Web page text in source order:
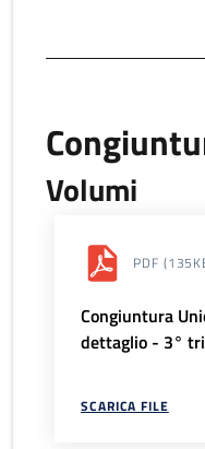
Volumi
PDF
Congiuntura
dettaglio - 3°
SCARICA FILE